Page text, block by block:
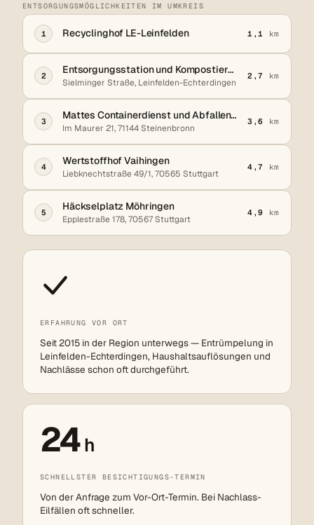
ENTSORGUNGSMÖGLICHKEITEN IM UMKREIS
1 Recyclinghof LE-Leinfelden 1,1 km
2
Entsorgungsstation und Kompostierungsanlage Sielminger Straße
Sielminger Straße, Leinfelden-Echterdingen
2,7 km
3
Mattes Containerdienst und Abfallentsorgung
Im Maurer 21, 71144 Steinenbronn
3,6 km
4
Wertstoffhof Vaihingen
Liebknechtstraße 49/1, 70565 Stuttgart
4,7 km
5
Häckselplatz Möhringen
Epplestraße 178, 70567 Stuttgart
4,9 km
ERFAHRUNG VOR ORT
Seit 2015 in der Region unterwegs — Entrümpelung in
Leinfelden-Echterdingen, Haushaltsauflösungen und
Nachlässe schon oft durchgeführt.
24h
SCHNELLSTER BESICHTIGUNGS-TERMIN
Von der Anfrage zum Vor-Ort-Termin. Bei Nachlass-
Eilfällen oft schneller.